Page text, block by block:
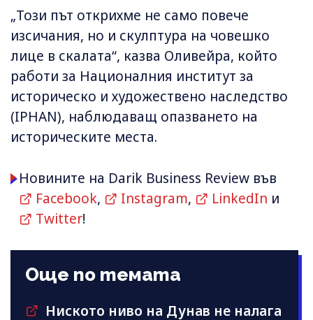
„Този път открихме не само повече
изсичания, но и скулптура на човешко
лице в скалата“, казва Оливейра, който
работи за Националния институт за
историческо и художествено наследство
(IPHAN), наблюдаващ опазването на
историческите места.
Новините на Darik Business Review във
Facebook, Instagram, LinkedIn и
Twitter!
Още по темата
Ниското ниво на Дунав не налага